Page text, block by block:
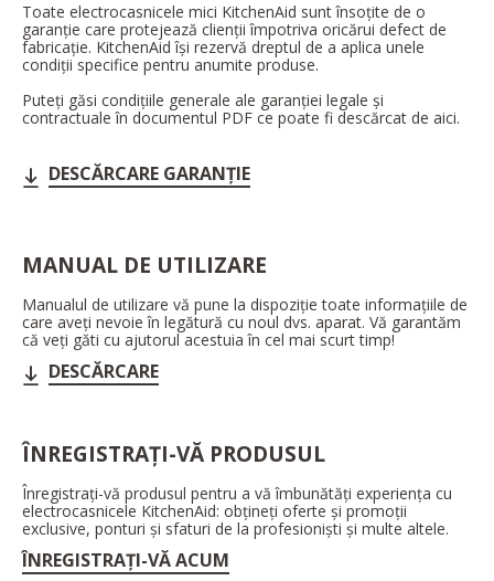
Toate electrocasnicele mici KitchenAid sunt însoțite de o
garanție care protejează clienții împotriva oricărui defect de
fabricație. KitchenAid își rezervă dreptul de a aplica unele
condiții specifice pentru anumite produse.
Puteți găsi condițiile generale ale garanției legale și
contractuale în documentul PDF ce poate fi descărcat de aici.
DESCĂRCARE GARANȚIE
MANUAL DE UTILIZARE
Manualul de utilizare vă pune la dispoziție toate informațiile de
care aveți nevoie în legătură cu noul dvs. aparat. Vă garantăm
că veți găti cu ajutorul acestuia în cel mai scurt timp!
DESCĂRCARE
ÎNREGISTRAȚI-VĂ PRODUSUL
Înregistrați-vă produsul pentru a vă îmbunătăți experiența cu
electrocasnicele KitchenAid: obțineți oferte și promoții
exclusive, ponturi și sfaturi de la profesioniști și multe altele.
ÎNREGISTRAȚI-VĂ ACUM